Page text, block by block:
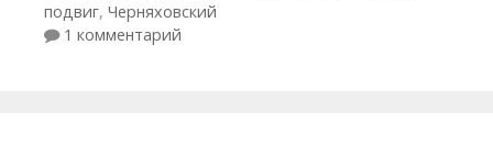
подвиг, Черняховский
1 комментарий